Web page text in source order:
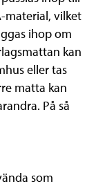
material, vilket
ihop om
kan
eller tas
matta kan
På så
som